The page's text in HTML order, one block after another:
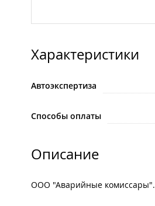
Характеристики
Автоэкспертиза
Способы оплаты
Описание
ООО "Аварийные комиссары".